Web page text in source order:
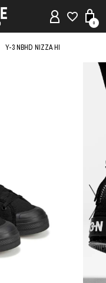
0
Y-3 NBHD NIZZA HI